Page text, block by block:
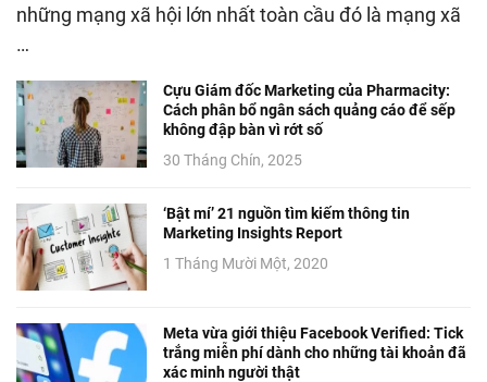
những mạng xã hội lớn nhất toàn cầu đó là mạng xã
…
Cựu Giám đốc Marketing của Pharmacity:
Cách phân bổ ngân sách quảng cáo để sếp
không đập bàn vì rớt số
30 Tháng Chín, 2025
‘Bật mí’ 21 nguồn tìm kiếm thông tin
Marketing Insights Report
1 Tháng Mười Một, 2020
Meta vừa giới thiệu Facebook Verified: Tick
trắng miễn phí dành cho những tài khoản đã
xác minh người thật